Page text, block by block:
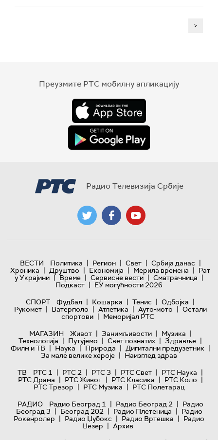
>
Преузмите РТС мобилну апликацију
Радио Телевизија Србије
ВЕСТИ Политика | Регион | Свет | Србија данас |
Хроника | Друштво | Економија | Мерила времена | Рат
у Украјини | Време | Сервисне вести | Сматрачница |
Подкаст | ЕУ могућности 2026
СПОРТ
Фудбал | Кошарка | Тенис | Одбојка |
Рукомет | Ватерполо | Атлетика | Ауто-мото | Остали
спортови | Меморијал РТС
МАГАЗИН
Живот | Занимљивости | Музика |
Технологијa | Путујемо | Свет познатих | Здравље |
Филм и ТВ | Наука | Природа | Дигитални предузетник |
За мале велике хероје | Наизглед здрав
ТВ
РТС 1 | РТС 2 | РТС 3 | РТС Свет | РТС Наука |
РТС Драма | РТС Живот | РТС Класика | РТС Коло |
РТС Трезор | РТС Музика | РТС Полетарац
РАДИО
Радио Београд 1 | Радио Београд 2 | Радио
Београд 3 | Београд 202 | Радио Плетеница | Радио
Рокенролер | Радио Џубокс | Радио Вртешка | Радио
Џезер | Архив